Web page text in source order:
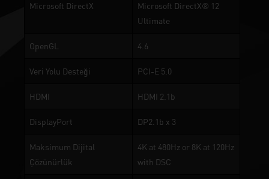
Microsoft DirectX
Microsoft DirectX® 12
Ultimate
OpenGL 4.6
Veri Yolu Desteği PCI-E 5.0
HDMI HDMI 2.1b
DisplayPort DP2.1b x 3
Maksimum Dijital
Çözünürlük
4K at 480Hz or 8K at 120Hz
with DSC